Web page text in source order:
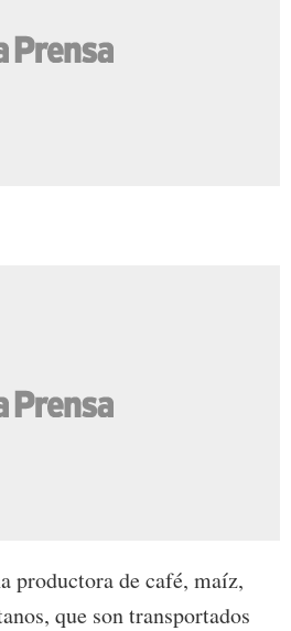
productora de café, maíz,
que son transportados